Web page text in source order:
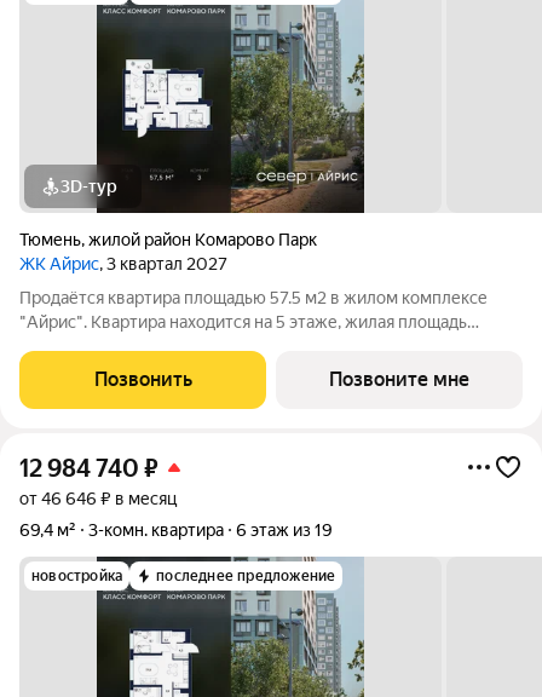
3D-тур
Тюмень,жилой район Комарово Парк
ЖК Айрис, 3 квартал 2027
Продаётся квартира площадью 57.5 м2 в жилом комплексе
"Айрис". Квартира находится на 5 этаже, жилая площадь
особенностей планировки изолированные комнаты с окнами
на одну сторону, 1 совмещённый
Позвонить Позвоните мне
12 984 740 ₽
от 46 646 ₽ в месяц
69,4 м²
3-комн. квартира 6 этаж из 19
новостройка последнее предложение